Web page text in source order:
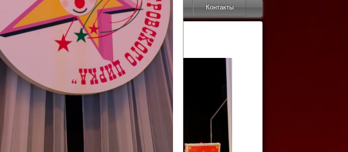
Арт-монитор Арт-прожектор Инфо Контакты
РЕСПУБЛИКИ"
Дом культуры с.
Георгиевна